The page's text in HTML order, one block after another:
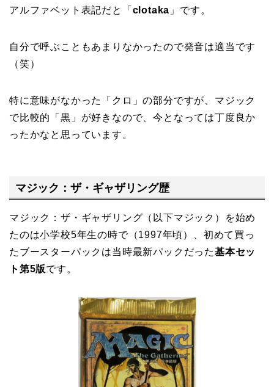
アルファベット表記だと「 clotaka 」です。
自分で呼ぶこともあまりなかったので発音は適当です
（笑）
特に意味がなかった「クロ」の部分ですが、マジック
で比較的「黒」が好きなので、今となっては丁度良か
ったかなと思っています。
マジック：ザ・ギャザリング歴
マジック：ザ・ギャザリング（以下マジック）を始め
たのは小学校5年生の時で（1997年頃）、初めて買っ
たブースターパックは当時最新パックだった基本セッ
ト第5版です。